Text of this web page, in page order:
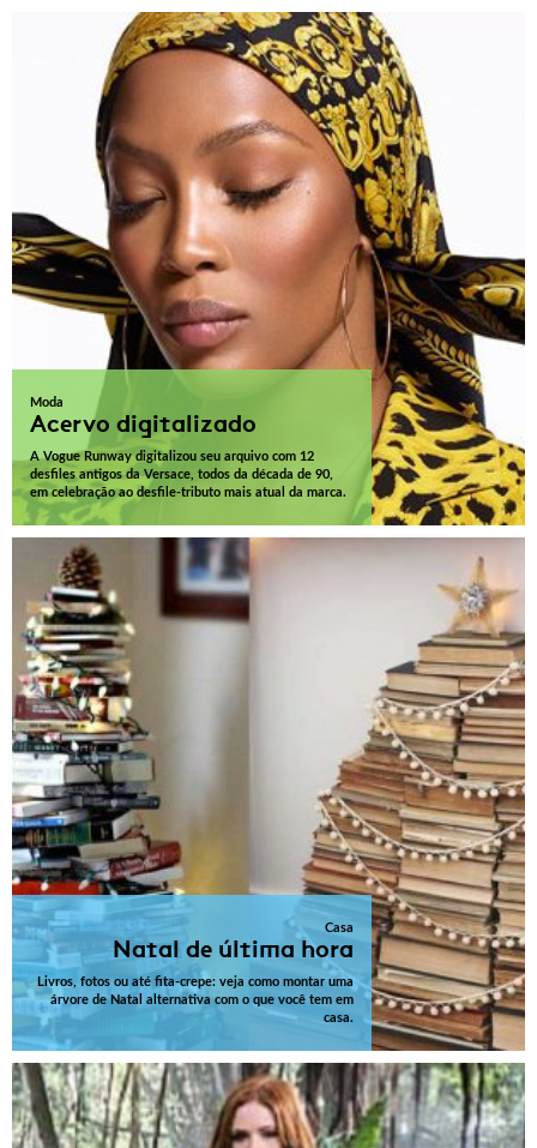
Moda
Acervo digitalizado
A Vogue Runway digitalizou seu arquivo com 12
desfiles antigos da Versace, todos da década de 90,
em celebração ao desfile-tributo mais atual da marca.
Casa
Natal de última hora
Livros, fotos ou até fita-crepe: veja como montar uma
árvore de Natal alternativa com o que você tem em
casa.